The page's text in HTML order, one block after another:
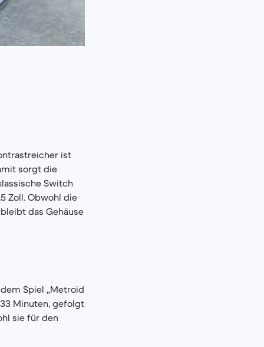
ist
sorgt die
Switch
Zoll. Obwohl die
das Gehäuse
Spiel „Metroid
Minuten, gefolgt
sie für den